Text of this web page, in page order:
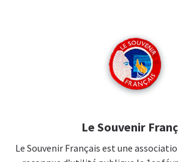
Le Souvenir
Le Souvenir Français est une